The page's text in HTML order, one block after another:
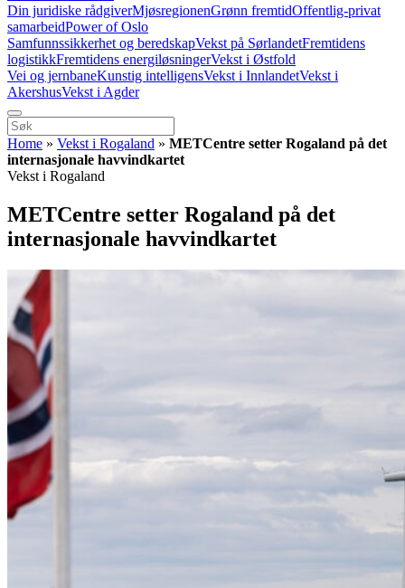
Din juridiske rådgiverMjøsregionenGrønn fremtidOffentlig-privat
samarbeidPower of Oslo
Samfunnssikkerhet og beredskapVekst på SørlandetFremtidens
logistikkFremtidens energiløsningerVekst i Østfold
Vei og jernbaneKunstig intelligensVekst i InnlandetVekst i
AkershusVekst i Agder
Home » Vekst i Rogaland » METCentre setter Rogaland på det
internasjonale havvindkartet
Vekst i Rogaland
METCentre setter Rogaland på det
internasjonale havvindkartet